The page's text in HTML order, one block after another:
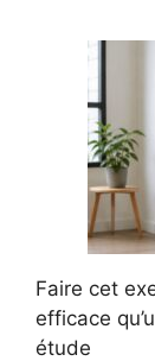
Faire cet
efficace
étude